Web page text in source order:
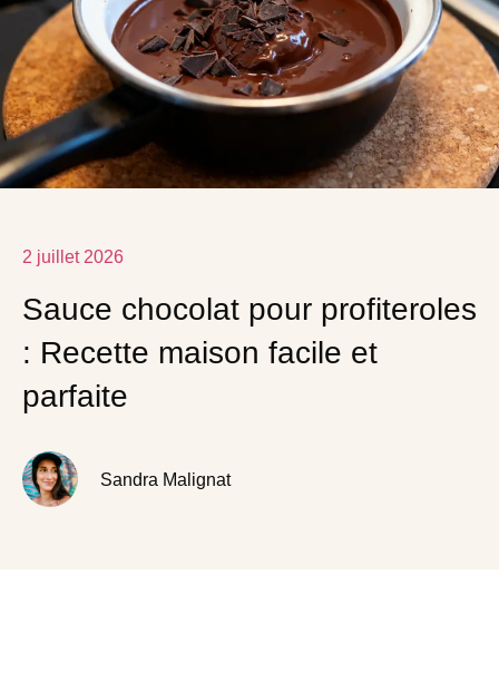
2 juillet 2026
Sauce chocolat pour profiteroles
: Recette maison facile et
parfaite
Sandra Malignat